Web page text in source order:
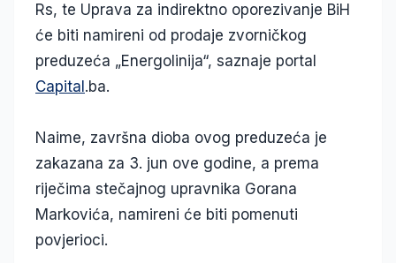
Rs, te Uprava za indirektno oporezivanje BiH
će biti namireni od prodaje zvorničkog
preduzeća „Energolinija“, saznaje portal
Capital .ba.
Naime, završna dioba ovog preduzeća je
zakazana za 3. jun ove godine, a prema
riječima stečajnog upravnika Gorana
Markovića, namireni će biti pomenuti
povjerioci.